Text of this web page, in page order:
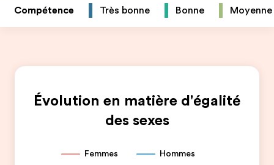
Compétence Très bonne Bonne Moyenne
Évolution en matière d'égalité
des sexes
Femmes Hommes